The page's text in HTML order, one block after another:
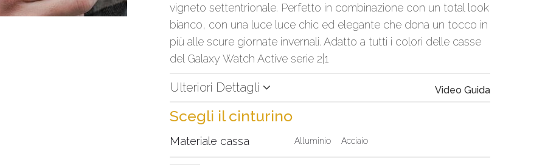
vigneto settentrionale. Perfetto in combinazione con un total look
bianco, con una luce luce chic ed elegante che dona un tocco in
più alle scure giornate invernali. Adatto a tutti i colori delle casse
del Galaxy Watch Active serie 2|1
Video Guida
Ulteriori Dettagli
Scegli il cinturino
Materiale cassa Alluminio Acciaio